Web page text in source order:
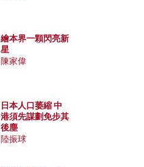
繪本界一顆閃亮新
星
陳家偉
日本人口萎縮 中
港須先謀劃免步其
後塵
陸振球